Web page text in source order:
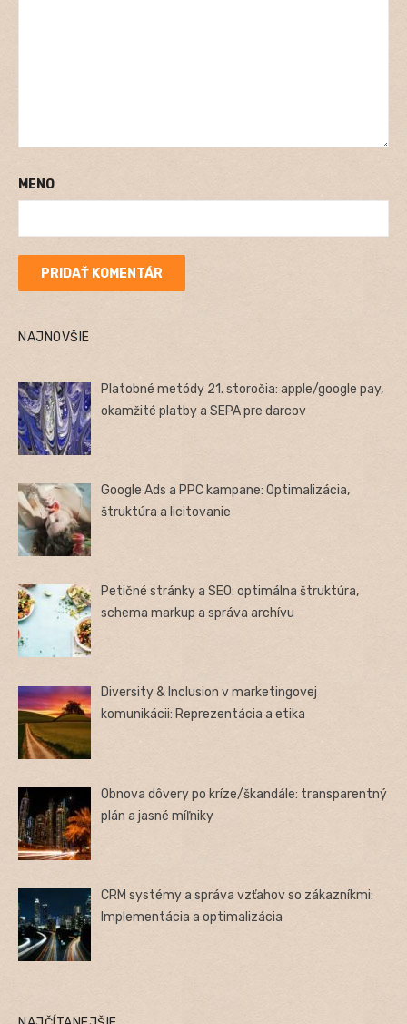
MENO
NAJNOVŠIE
Platobné metódy 21. storočia: apple/google pay,
okamžité platby a SEPA pre darcov
Google Ads a PPC kampane: Optimalizácia,
štruktúra a licitovanie
Petičné stránky a SEO: optimálna štruktúra,
schema markup a správa archívu
Diversity & Inclusion v marketingovej
komunikácii: Reprezentácia a etika
Obnova dôvery po kríze/škandále: transparentný
plán a jasné míľniky
CRM systémy a správa vzťahov so zákazníkmi:
Implementácia a optimalizácia